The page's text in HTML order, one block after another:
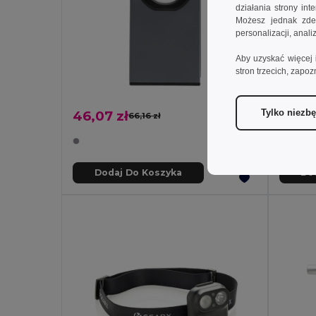
46,07 zł66,16 zł
Dodaj Do Koszyka
39,21
działania strony
Możesz jednak
personalizacji,
Aby uzyskać
stron trzecich,
Tylko